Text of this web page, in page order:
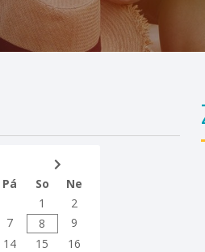
Pá So
Ne
1
2
7 8
9
14 15
16